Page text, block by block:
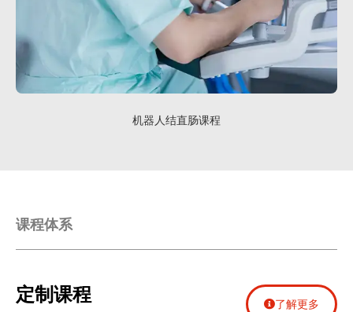
机器人结直肠课程
课程体系
定制课程 了解更多